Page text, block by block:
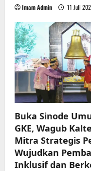
Imam Admin 11 Juli
Buka Sinode
GKE, Wagub
Mitra Strategis
Wujudkan
Inklusif dan